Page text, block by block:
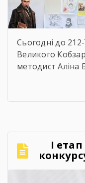
Сьогодні до
Великого
методист Аліна
закладу
поезії, а також
[…]
І